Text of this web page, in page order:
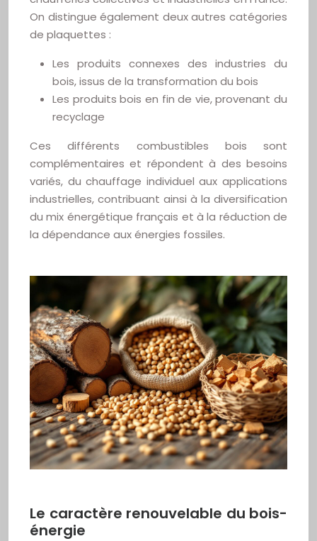
On distingue également deux autres catégories
de plaquettes :
Les produits connexes des industries du
bois, issus de la transformation du bois
Les produits bois en fin de vie, provenant du
recyclage
Ces différents combustibles bois sont
complémentaires et répondent à des besoins
variés, du chauffage individuel aux applications
industrielles, contribuant ainsi à la diversification
du mix énergétique français et à la réduction de
la dépendance aux énergies fossiles.
Le caractère renouvelable du bois-
énergie